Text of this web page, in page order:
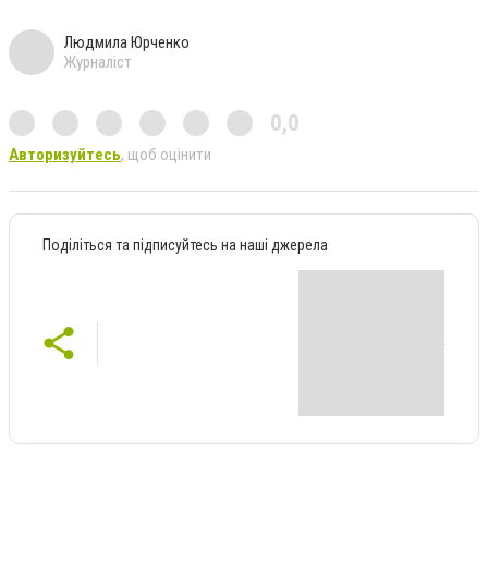
Людмила Юрченко
Журналіст
0,0
Авторизуйтесь, щоб оцінити
Поділіться та підписуйтесь на наші джерела